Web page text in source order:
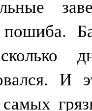
пошиба.
И